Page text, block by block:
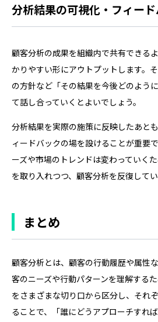
分析結果の可視化・フィー
顧客分析の成果を組織内で共有できる
かりやすい形にアウトプットします。
の方針など「その結果を今後どのよう
て話し合っていくとよいでしょう。
分析結果を実際の施策に反映したあと
ィードバックの場を設けることが重要
ーズや市場のトレンドは変わっていく
を取り入れつつ、顧客分析を反復して
まとめ
顧客分析とは、顧客の行動履歴や属性
客のニーズや行動パターンを理解する
をさまざまな切り口から区分し、それ
ることで、「誰にどうアプローチすれ